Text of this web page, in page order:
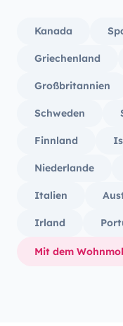
Kanada
Griechenland
Großbritannien
Schweden
Finnland
Niederlande
Italien
Irland
Mit dem